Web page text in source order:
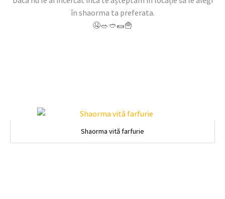
în shaorma ta preferata.
🤤🥗🥙🌯🍟
Shaorma vită farfurie​